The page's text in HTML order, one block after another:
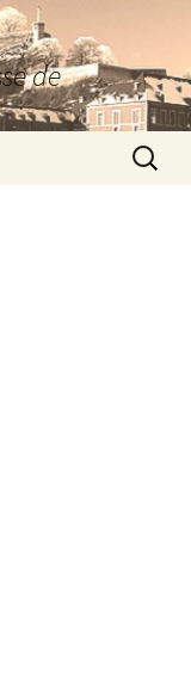
de